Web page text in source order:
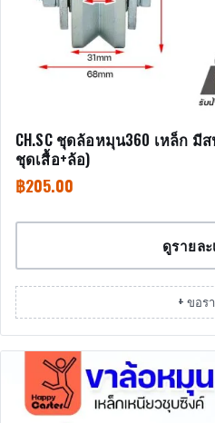
CH.SC ชุดล้อหมุน360 เหล็ก มี
ชุดเสื้อ+ล้อ)
฿205.00
ดูรายล
+ ขอร